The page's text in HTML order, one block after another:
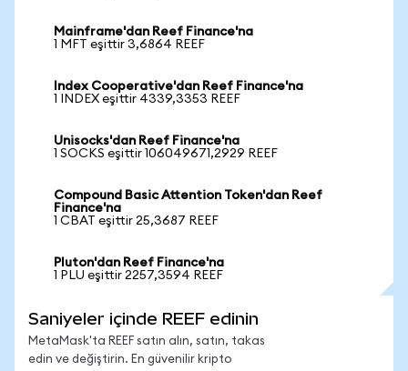
Mainframe'dan Reef Finance'na
1 MFT eşittir 3,6864 REEF
Index Cooperative'dan Reef Finance'na
1 INDEX eşittir 4339,3353 REEF
Unisocks'dan Reef Finance'na
1 SOCKS eşittir 106049671,2929 REEF
Compound Basic Attention Token'dan Reef
Finance'na
1 CBAT eşittir 25,3687 REEF
Pluton'dan Reef Finance'na
1 PLU eşittir 2257,3594 REEF
Saniyeler içinde REEF edinin
MetaMask'ta REEF satın alın, satın, takas
edin ve değiştirin. En güvenilir kripto